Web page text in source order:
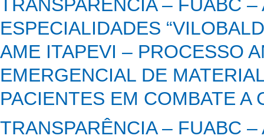
TRANSPARÊNCIA – FUABC
ESPECIALIDADES
AME ITAPEVI – PROCESSO
EMERGENCIAL DE
PACIENTES EM COMBATE A
TRANSPARÊNCIA – FUABC